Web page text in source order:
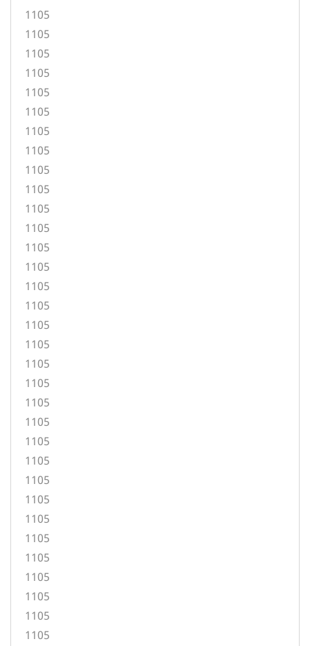
1105
1105
1105
1105
1105
1105
1105
1105
1105
1105
1105
1105
1105
1105
1105
1105
1105
1105
1105
1105
1105
1105
1105
1105
1105
1105
1105
1105
1105
1105
1105
1105
1105